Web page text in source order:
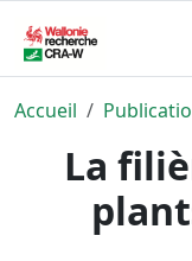
Accueil
La